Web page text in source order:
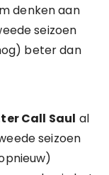
denken aan
seizoen
beter dan
Call Saul al
seizoen